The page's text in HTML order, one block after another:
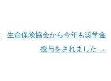
生命保険協会から今年も奨学金
授与をされました →